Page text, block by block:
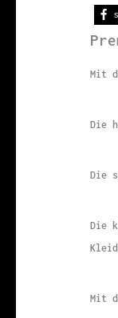
Mit
Die
Die
Die
Mit